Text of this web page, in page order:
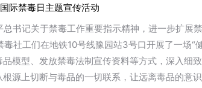
际禁毒日主题宣传活动
书记关于禁毒工作重要指示精神，进一步扩展
社工们在地铁10号线豫园站3号口开展了一场“
模型、发放禁毒法制宣传资料等方式，深入
源上切断与毒品的一切联系，让远离毒品的